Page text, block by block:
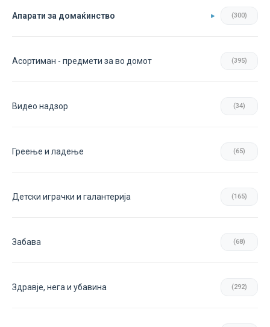
Апарати за домаќинство (300)
Асортиман - предмети за во домот (395)
Видео надзор (34)
Греење и ладење (65)
Детски играчки и галантерија (165)
Забава (68)
Здравје, нега и убавина (292)